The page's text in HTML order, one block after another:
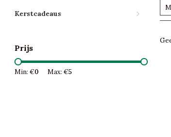
Kerstcadeaus
Prijs
Min: €0 Max: €5